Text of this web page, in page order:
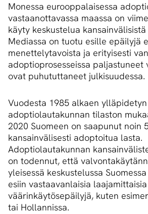
Monessa eurooppalaisessa
vastaanottavassa maassa on
käyty keskustelua
Mediassa on tuotu esille epäilyjä
menettelytavoista ja erityisesti
adoptioprosesseissa paljastuneet
ovat puhututtaneet julkisuudessa.
Vuodesta 1985 alkaen ylläpidetyn
adoptiolautakunnan tilaston
2020 Suomeen on saapunut noin
kansainvälisesti adoptoitua lasta.
Adoptiolautakunnan
on todennut, että
yleisessä keskustelussa
esiin vastaavanlaisia laajamittaisia
väärinkäytösepäilyjä, kuten
tai Hollannissa.